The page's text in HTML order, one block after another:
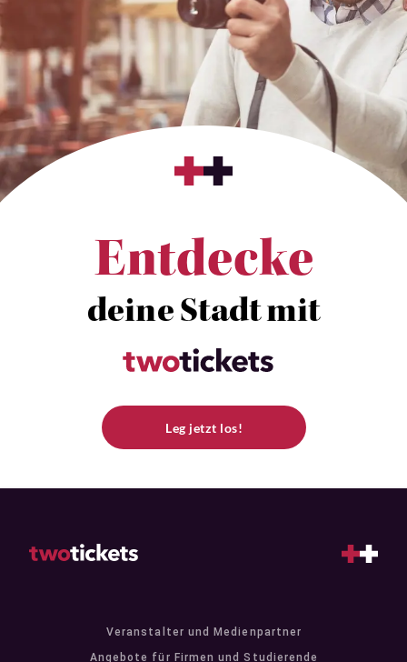
Entdecke
deine Stadt mit
Leg jetzt los!
Veranstalter und Medienpartner
Angebote für Firmen und Studierende